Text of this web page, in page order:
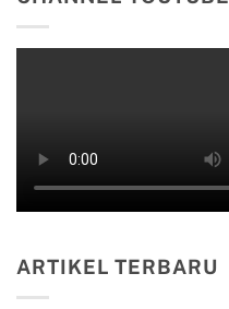
ARTIKEL TERBARU